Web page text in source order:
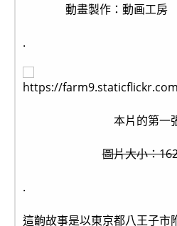
動畫製作：動画工房
.
本片的第一
圖片大小：
.
這齣故事是以東京都八王子市